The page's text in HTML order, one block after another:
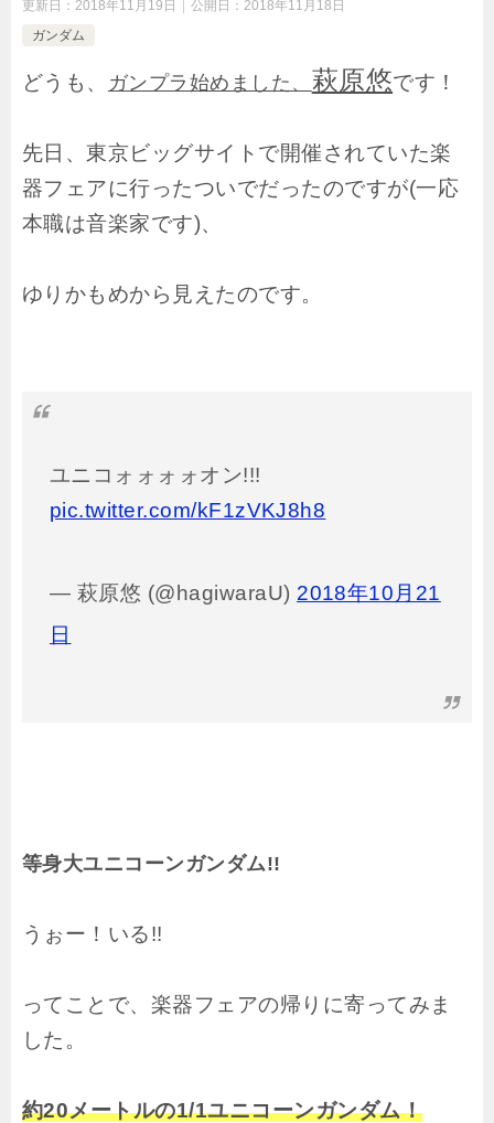
更新日： 2018年11月19日 公開日： 2018年11月18日
ガンダム
どうも、 ガンプラ始めました、 萩原悠です！
先日、東京ビッグサイトで開催されていた楽
器フェアに行ったついでだったのですが(一応
本職は音楽家です)、
ゆりかもめから見えたのです。
ユニコォォォォオン!!!
pic.twitter.com/kF1zVKJ8h8
— 萩原悠 (@hagiwaraU) 2018年10月21
日
等身大ユニコーンガンダム!!
うぉー！いる!!
ってことで、楽器フェアの帰りに寄ってみま
した。
約20メートルの1/1ユニコーンガンダム！